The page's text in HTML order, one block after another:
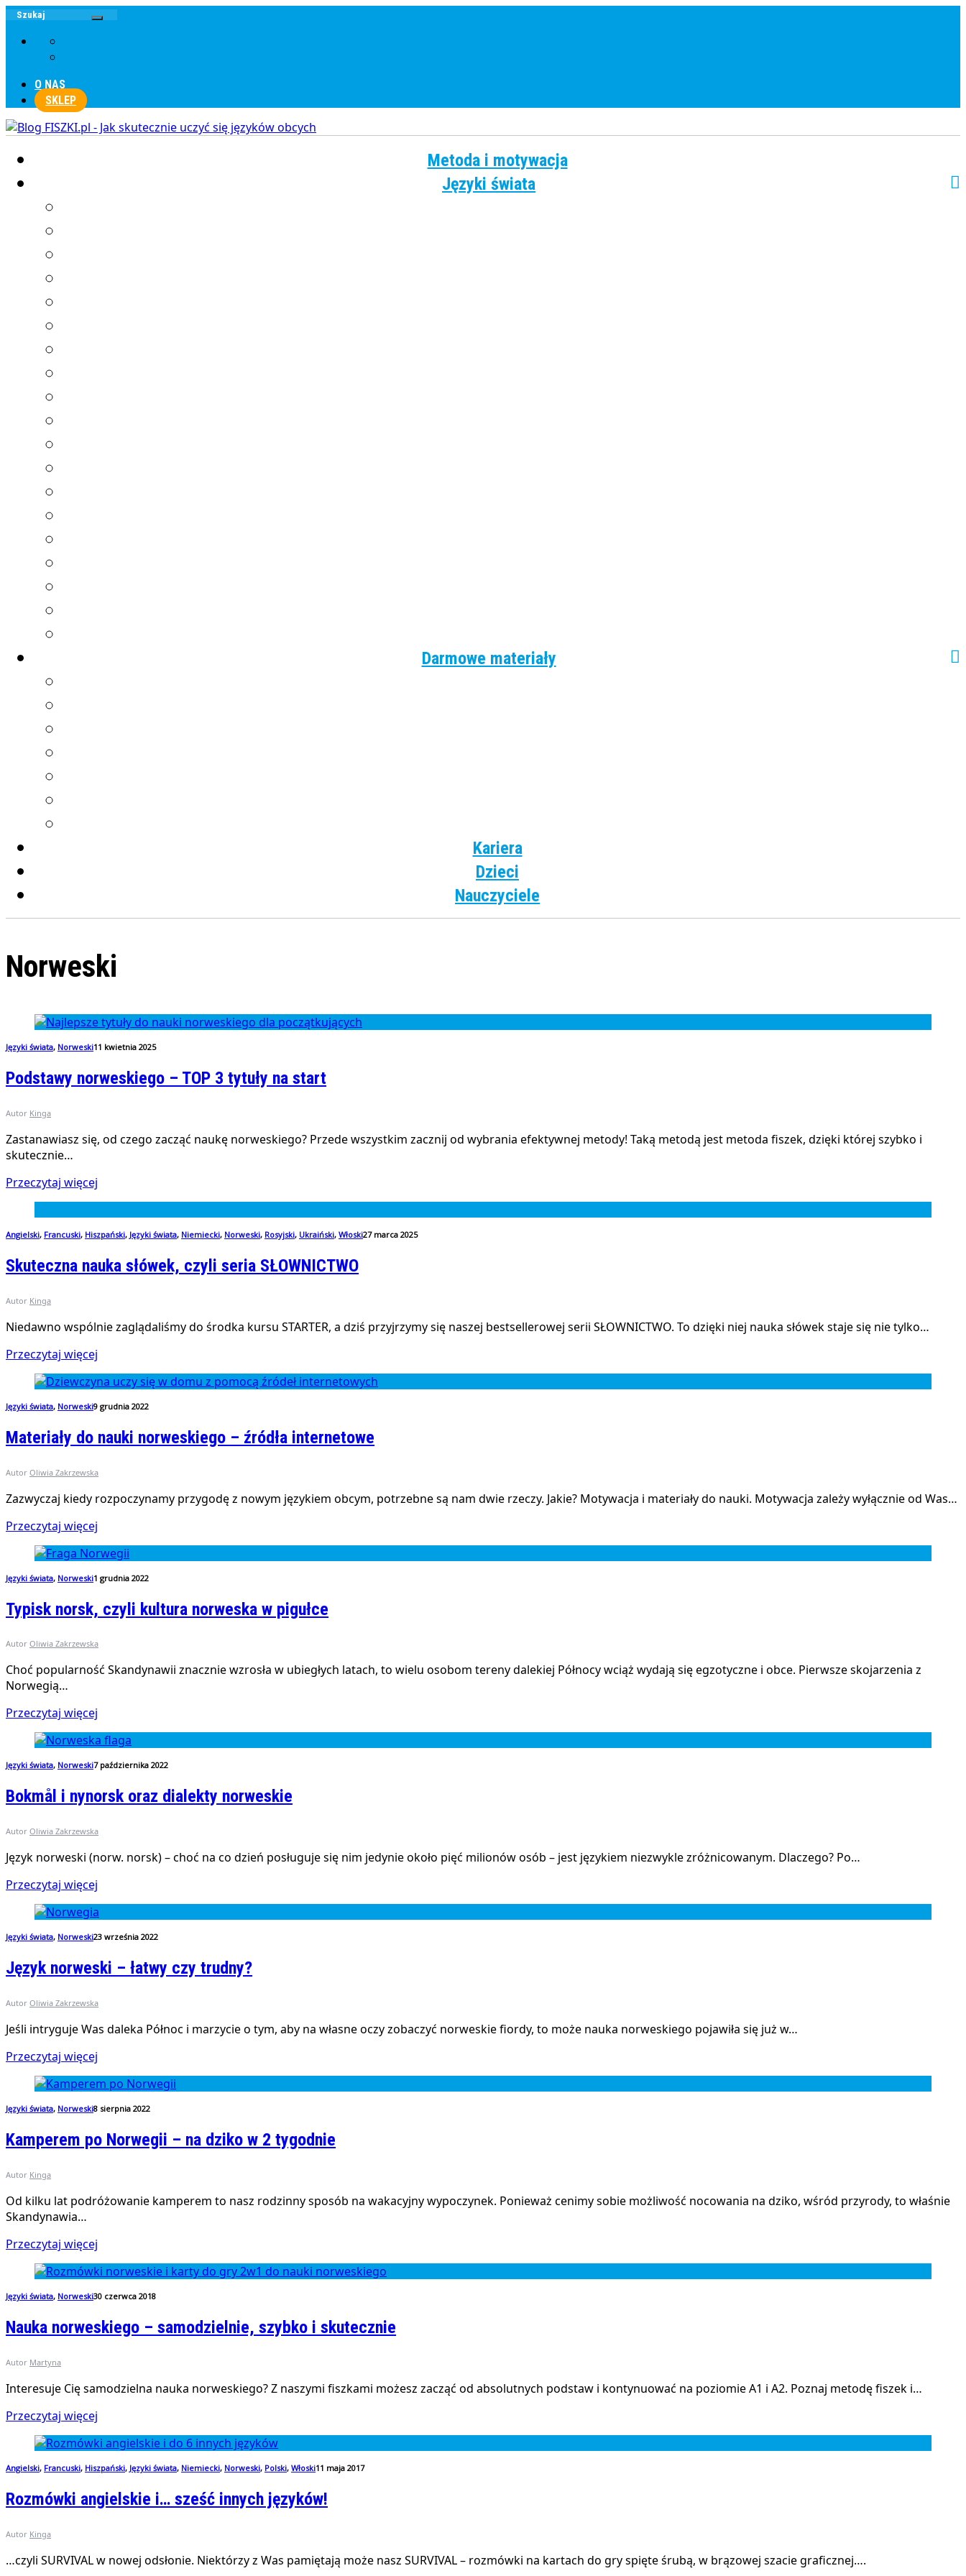
O NAS
SKLEP
Metoda i motywacja
Języki świata
Darmowe materiały
Kariera
Dzieci
Nauczyciele
Norweski
Języki świata, Norweski11 kwietnia 2025
Podstawy norweskiego – TOP 3 tytuły na start
Autor Kinga
Zastanawiasz się, od czego zacząć naukę norweskiego? Przede wszystkim zacznij od wybrania efektywnej metody! Taką metodą jest metoda fiszek, dzięki której szybko i
skutecznie…
Przeczytaj więcej
Angielski, Francuski, Hiszpański, Języki świata, Niemiecki, Norweski, Rosyjski, Ukraiński, Włoski27 marca 2025
Skuteczna nauka słówek, czyli seria SŁOWNICTWO
Autor Kinga
Niedawno wspólnie zaglądaliśmy do środka kursu STARTER, a dziś przyjrzymy się naszej bestsellerowej serii SŁOWNICTWO. To dzięki niej nauka słówek staje się nie tylko…
Przeczytaj więcej
Języki świata, Norweski9 grudnia 2022
Materiały do nauki norweskiego – źródła internetowe
Autor Oliwia Zakrzewska
Zazwyczaj kiedy rozpoczynamy przygodę z nowym językiem obcym, potrzebne są nam dwie rzeczy. Jakie? Motywacja i materiały do nauki. Motywacja zależy wyłącznie od Was…
Przeczytaj więcej
Języki świata, Norweski1 grudnia 2022
Typisk norsk, czyli kultura norweska w pigułce
Autor Oliwia Zakrzewska
Choć popularność Skandynawii znacznie wzrosła w ubiegłych latach, to wielu osobom tereny dalekiej Północy wciąż wydają się egzotyczne i obce. Pierwsze skojarzenia z
Norwegią…
Przeczytaj więcej
Języki świata, Norweski7 października 2022
Bokmål i nynorsk oraz dialekty norweskie
Autor Oliwia Zakrzewska
Język norweski (norw. norsk) – choć na co dzień posługuje się nim jedynie około pięć milionów osób – jest językiem niezwykle zróżnicowanym. Dlaczego? Po…
Przeczytaj więcej
Języki świata, Norweski23 września 2022
Język norweski – łatwy czy trudny?
Autor Oliwia Zakrzewska
Jeśli intryguje Was daleka Północ i marzycie o tym, aby na własne oczy zobaczyć norweskie fiordy, to może nauka norweskiego pojawiła się już w…
Przeczytaj więcej
Języki świata, Norweski8 sierpnia 2022
Kamperem po Norwegii – na dziko w 2 tygodnie
Autor Kinga
Od kilku lat podróżowanie kamperem to nasz rodzinny sposób na wakacyjny wypoczynek. Ponieważ cenimy sobie możliwość nocowania na dziko, wśród przyrody, to właśnie
Skandynawia…
Przeczytaj więcej
Języki świata, Norweski30 czerwca 2018
Nauka norweskiego – samodzielnie, szybko i skutecznie
Autor Martyna
Interesuje Cię samodzielna nauka norweskiego? Z naszymi fiszkami możesz zacząć od absolutnych podstaw i kontynuować na poziomie A1 i A2. Poznaj metodę fiszek i…
Przeczytaj więcej
Angielski, Francuski, Hiszpański, Języki świata, Niemiecki, Norweski, Polski, Włoski11 maja 2017
Rozmówki angielskie i… sześć innych języków!
Autor Kinga
…czyli SURVIVAL w nowej odsłonie. Niektórzy z Was pamiętają może nasz SURVIVAL – rozmówki na kartach do gry spięte śrubą, w brązowej szacie graficznej….